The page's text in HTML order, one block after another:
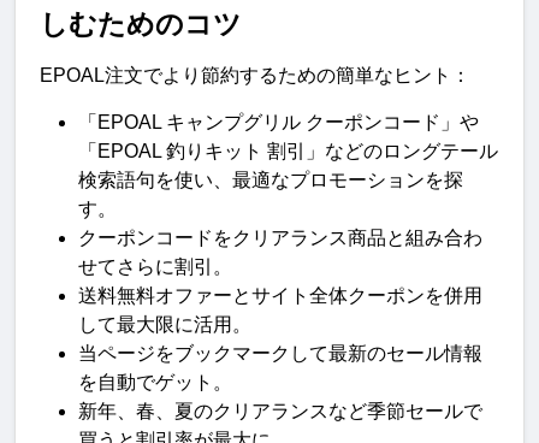
しむためのコツ
EPOAL注文でより節約するための簡単なヒント：
「EPOAL キャンプグリル クーポンコード」や
「EPOAL 釣りキット 割引」などのロングテール
検索語句を使い、最適なプロモーションを探
す。
クーポンコードをクリアランス商品と組み合わ
せてさらに割引。
送料無料オファーとサイト全体クーポンを併用
して最大限に活用。
当ページをブックマークして最新のセール情報
を自動でゲット。
新年、春、夏のクリアランスなど季節セールで